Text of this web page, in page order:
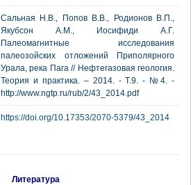
Сальная Н.В., Попов В.В., Родионов В.П.,
Якубсон А.М., Иосифиди А.Г.
Палеомагнитные исследования
палеозойских отложений Приполярного
Урала, река Пага // Нефтегазовая геология.
Теория и практика. – 2014. - Т.9. - №4. -
http://www.ngtp.ru/rub/2/43_2014.pdf
https://doi.org/10.17353/2070-5379/43_2014
Литература